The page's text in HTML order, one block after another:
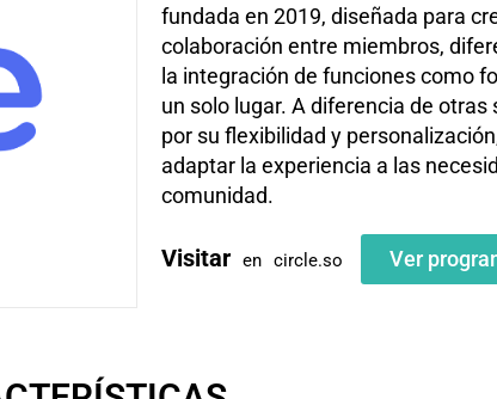
fundada en 2019, diseñada para
colaboración entre miembros,
la integración de funciones como
un solo lugar. A diferencia de
por su flexibilidad y
adaptar la experiencia a las
comunidad.
Visitar en circle.so Ver